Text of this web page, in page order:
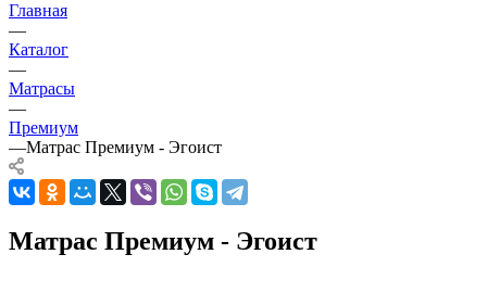
Главная
—
Каталог
—
Матрасы
—
Премиум
—Матрас Премиум - Эгоист
Матрас Премиум - Эгоист